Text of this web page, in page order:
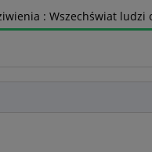
: Wszechświat ludzi